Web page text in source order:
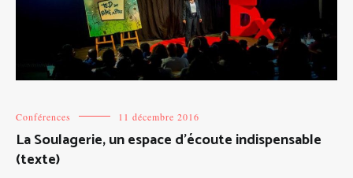
Conférences 11 décembre 2016
La Soulagerie, un espace d’écoute indispensable
(texte)